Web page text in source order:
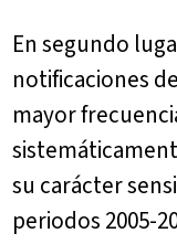
En segundo
notificaciones
mayor
su carácter
periodos 2005-